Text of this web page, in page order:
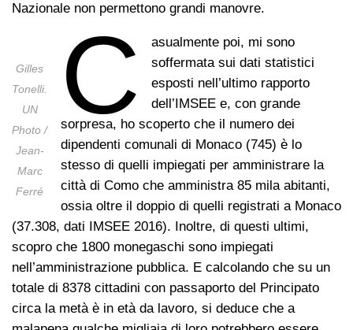
Nazionale non permettono grandi manovre.
Gilles
Tonelli.
UN
Photo /
Jean-
Marc
Ferré
C
asualmente poi, mi sono
soffermata sui dati statistici
esposti nell’ultimo rapporto
dell’IMSEE e, con grande
sorpresa, ho scoperto che il numero dei
dipendenti comunali di Monaco (745) è lo
stesso di quelli impiegati per amministrare la
città di Como che amministra ‎85 mila abitanti,
ossia oltre il doppio di quelli registrati a Monaco
(37.308, dati IMSEE 2016). Inoltre, di questi ultimi,
scopro che 1800 monegaschi sono impiegati
nell’amministrazione pubblica. E calcolando che su un
totale di 8378 cittadini con passaporto del Principato
circa la metà è in età da lavoro, si deduce che a